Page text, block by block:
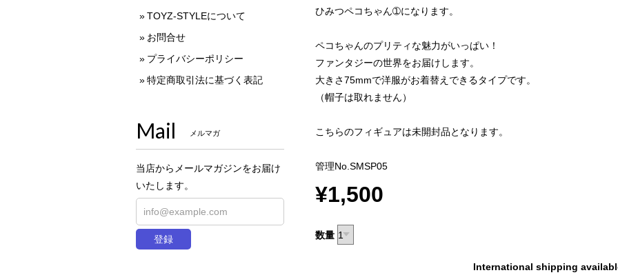
ひみつペコちゃん➀になります。
ペコちゃんのプリティな魅力がいっぱい！
ファンタジーの世界をお届けします。
大きさ75mmで洋服がお着替えできるタイプです。
（帽子は取れません）
こちらのフィギュアは未開封品となります。
管理No.SMSP05
¥1,500
数量
International shipping
TOYZ-STYLEについて
お問合せ
プライバシーポリシー
特定商取引法に基づく表記
Mail メルマガ
当店からメールマガジンをお届け
いたします。
登録